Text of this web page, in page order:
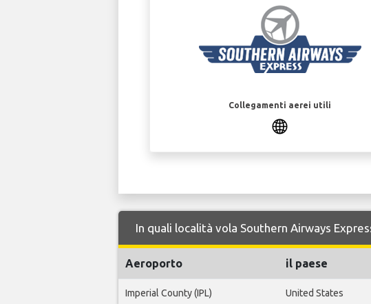
Collegamenti aerei utili
In quali località vola Southern Airways
Aeroporto il paese
Imperial County (IPL) United States